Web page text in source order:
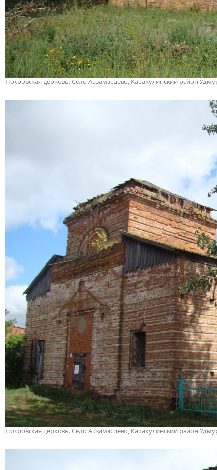
Покровская церковь. Село Арзамасцево, Каракулинский район
Покровская церковь. Село Арзамасцево, Каракулинский район